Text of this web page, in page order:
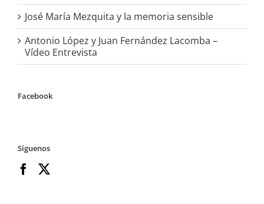
José María Mezquita y la memoria sensible
Antonio López y Juan Fernández Lacomba –
Vídeo Entrevista
Facebook
Síguenos